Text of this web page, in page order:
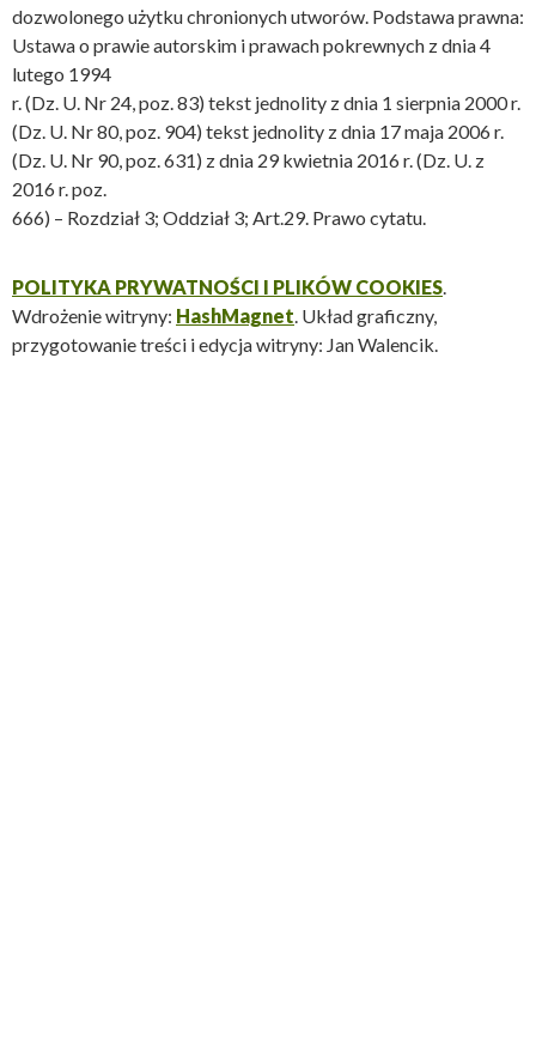
dozwolonego użytku chronionych utworów. Podstawa prawna:
Ustawa o prawie autorskim i prawach pokrewnych z dnia 4
lutego 1994
r. (Dz. U. Nr 24, poz. 83) tekst jednolity z dnia 1 sierpnia 2000 r.
(Dz. U. Nr 80, poz. 904) tekst jednolity z dnia 17 maja 2006 r.
(Dz. U. Nr 90, poz. 631) z dnia 29 kwietnia 2016 r. (Dz. U. z
2016 r. poz.
666) – Rozdział 3; Oddział 3; Art.29. Prawo cytatu.
POLITYKA PRYWATNOŚCI I PLIKÓW COOKIES.
Wdrożenie witryny: HashMagnet. Układ graficzny,
przygotowanie treści i edycja witryny: Jan Walencik.